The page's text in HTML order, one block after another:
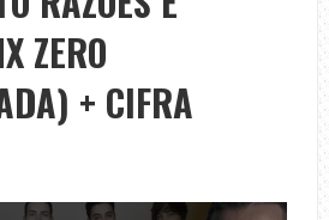
ZERO
+ CIFRA